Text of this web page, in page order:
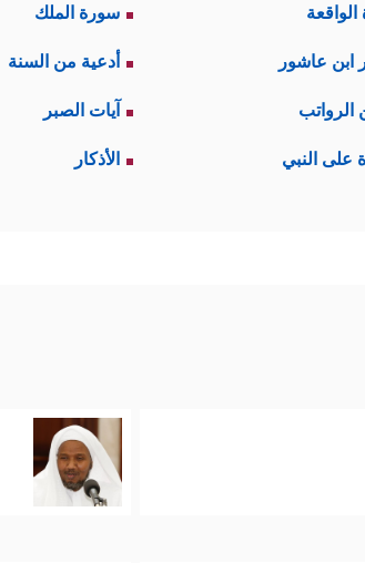
نَأۡتِ بِخَیۡرࣲ مِّنۡهَاۤ أَوۡ مِثۡلِهَاۤ﴾
اللاحقة قد تنسخ السابقة لحكمة
القرآن بالتوراة، وكأنَّهم يقولون:
سورة الملك
ابن عاشور أدعية من السنة
الرواتب آيات الصبر
على النبي الأذكار